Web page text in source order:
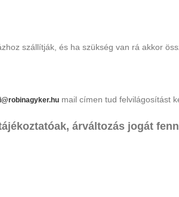
szállítják, és ha szükség van rá akkor
mail címen tud felvilágosítást
árváltozás jogát